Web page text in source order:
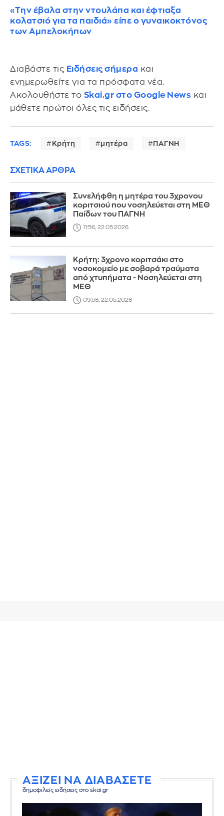
«Την έβαλα στην ντουλάπα και έφτιαξα
κολατσιό για τα παιδιά» είπε ο γυναικοκτόνος
των Αμπελοκήπων
Διαβάστε τις Ειδήσεις σήμερα και
ενημερωθείτε για τα πρόσφατα νέα.
Ακολουθήστε το Skai.gr στο Google News και
μάθετε πρώτοι όλες τις ειδήσεις.
TAGS: Κρήτη μητέρα ΠΑΓΝΗ
ΣΧΕΤΙΚΑ ΑΡΘΡΑ
Συνελήφθη η μητέρα του 3χρονου
κοριτσιού που νοσηλεύεται στη ΜΕΘ
Παίδων του ΠΑΓΝΗ
11:56, 22.05.2026
Κρήτη: 3χρονο κοριτσάκι στο
νοσοκομείο με σοβαρά τραύματα
από χτυπήματα - Νοσηλεύεται στη
ΜΕΘ
09:58, 22.05.2026
ΑΞΙΖΕΙ ΝΑ ΔΙΑΒΑΣΕΤΕ
δημοφιλείς ειδήσεις στο skai.gr